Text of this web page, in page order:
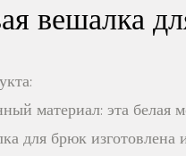
вешалка
материал: эта белая
для брюк изготовлена